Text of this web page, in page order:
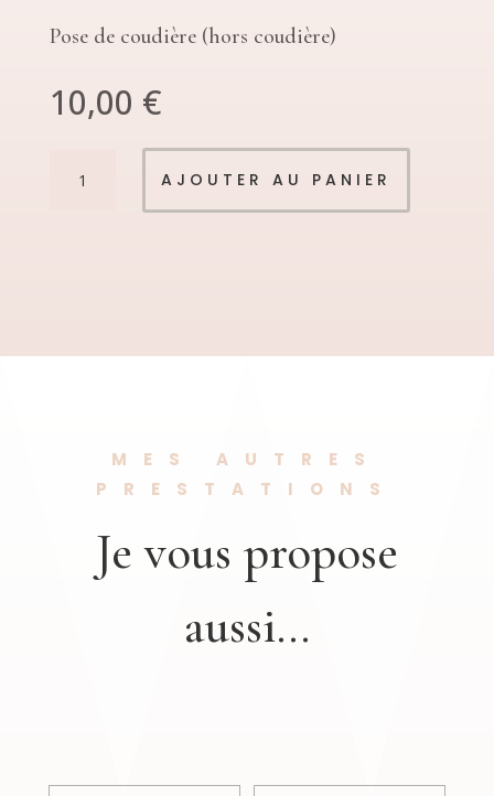
Pose de coudière (hors coudière)
10,00 €
AJOUTER AU PANIER
MES AUTRES
PRESTATIONS
Je vous propose
aussi…